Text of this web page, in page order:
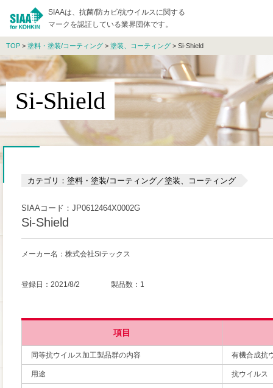
SIAAは、抗菌/防カビ/抗ウイルスに関する
マークを認証している業界団体です。
TOP > 塗料・塗装/コーティング > 塗装、コーティング > Si-Shield
Si-Shield
カテゴリ：塗料・塗装/コーティング／塗装、コーティング
SIAAコード：JP0612464X0002G
Si-Shield
メーカー名：株式会社Siテックス
登録日：2021/8/2 製品数：1
項目
同等抗ウイルス加工製品群の内容 有機合成抗
用途 抗ウイルス